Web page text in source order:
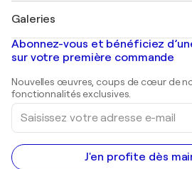
Banksy
Mr. Brainwash
Shepard Fairey
Tableaux abstraits à vendre
Peintures de paysage
Estampes
Peintures acryliques
Galeries
Galeries d'art en France
Galeries d'art en Belgique
Abonnez-vous et bénéficiez
sur votre première commande
Nouvelles œuvres, coups de cœur de
fonctionnalités exclusives.
Saisissez
votre
adresse
e-
mail
J'en profite dès